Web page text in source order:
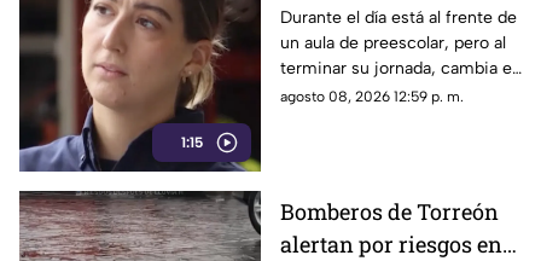
1:15
tiempo libre a ser
bombera voluntaria
Durante el día está al frente de
un aula de preescolar, pero al
terminar su jornada, cambia el
pizarrón por el uniforme de
agosto 08, 2026 12:59 p. m.
Bomberos de Torreón
alertan por riesgos en